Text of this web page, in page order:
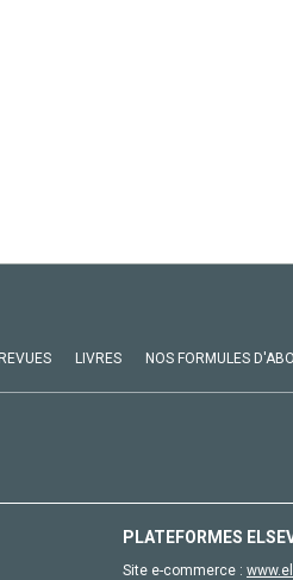
REVUES LIVRES NOS FORMULES
PLATEFORMES
Site e-commerce :